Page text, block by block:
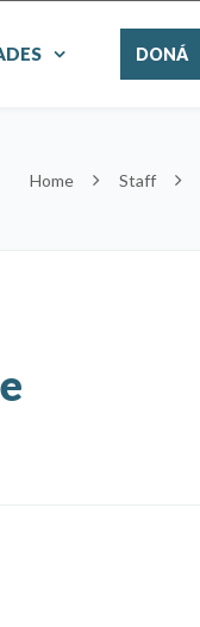
DONÁ
Home Staff